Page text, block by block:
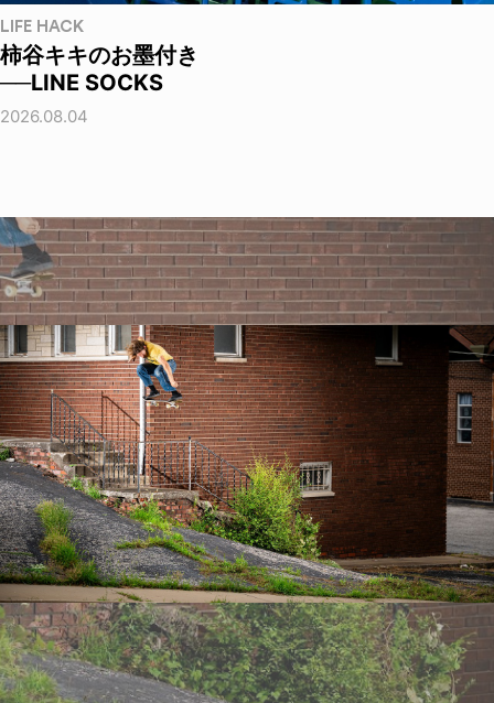
LIFE HACK
柿谷キキのお墨付き
──LINE SOCKS
2026.08.04